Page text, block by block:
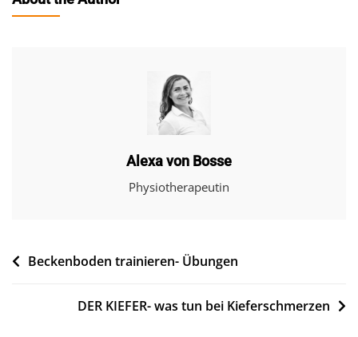
Alexa von Bosse
Physiotherapeutin
Beitragsnavigation
Beckenboden trainieren- Übungen
DER KIEFER- was tun bei Kieferschmerzen